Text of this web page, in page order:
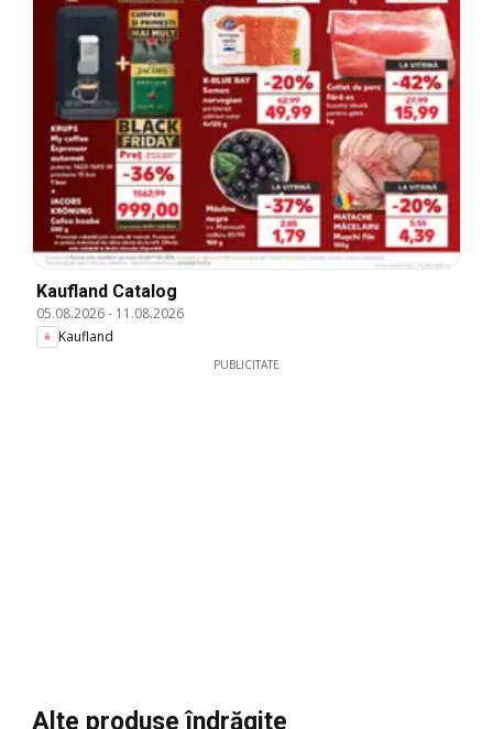
Kaufland Catalog
05.08.2026- 11.08.2026
Kaufland
PUBLICITATE
Alte produse îndrăgite